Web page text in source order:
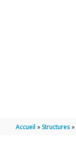
Accueil Structures